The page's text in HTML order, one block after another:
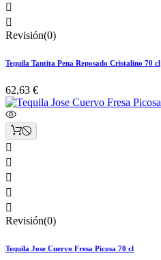


Revisión(0)
Tequila Tantita Pena Reposado Cristalino 70 cl
62,63 €





Revisión(0)
Tequila Jose Cuervo Fresa Picosa 70 cl